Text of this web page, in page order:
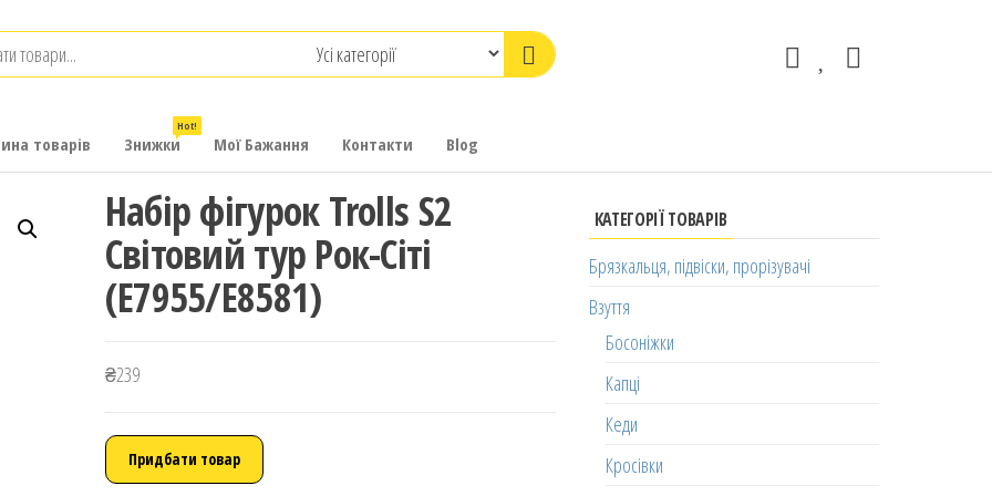
товарів Знижки
Hot!
Мої Бажання Контакти Blog
Набір фігурок Trolls S2
Світовий тур Рок-Сіті
(E7955/E8581)
₴239
Придбати товар
КАТЕГОРІЇ ТОВАРІВ
Брязкальця, підвіски, прорізувачі
Взуття
Босоніжки
Капці
Кеди
Кросівки